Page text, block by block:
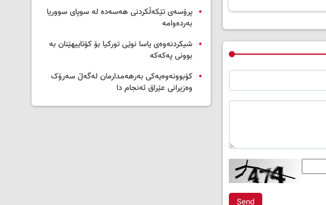
Send
پرۆسەی تێکەڵکردنی هەسەدە لە سوپای سووریا
بەردەوامە
شیکردنەوەی یاسا نوێی تورکیا بۆ کۆتاییهێنان بە
بوونی پەکەکە
کۆبوونەوەیەکی بەرهەمدارمان لەگەڵ سەرۆک
وەزیرانی عێراق ئەنجام دا